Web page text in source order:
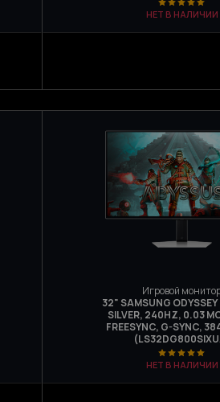
НЕТ В НАЛИЧИИ
Игровой
32" SAMSUNG ODYSSEY
SILVER, 240HZ, 0.03
FREESYNC, G-SYNC,
НЕТ В НАЛИЧИИ